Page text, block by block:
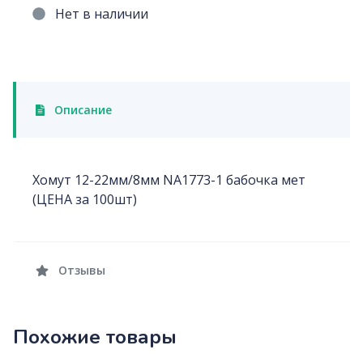
Нет в наличии
Описание
Хомут 12-22мм/8мм NA1773-1 бабочка мет
(ЦЕНА за 100шт)
Отзывы
Похожие товары